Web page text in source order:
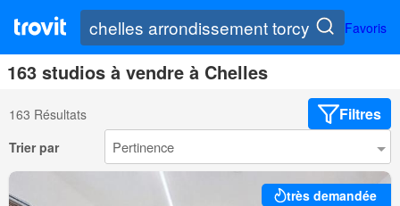
Favoris
163 studios à vendre à Chelles
163 Résultats Filtres
Trier par
très demandée